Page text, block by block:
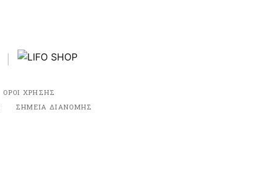
ΟΡΟΙ ΧΡΗΣΗΣ
ΣΗΜΕΙΑ ΔΙΑΝΟΜΗΣ